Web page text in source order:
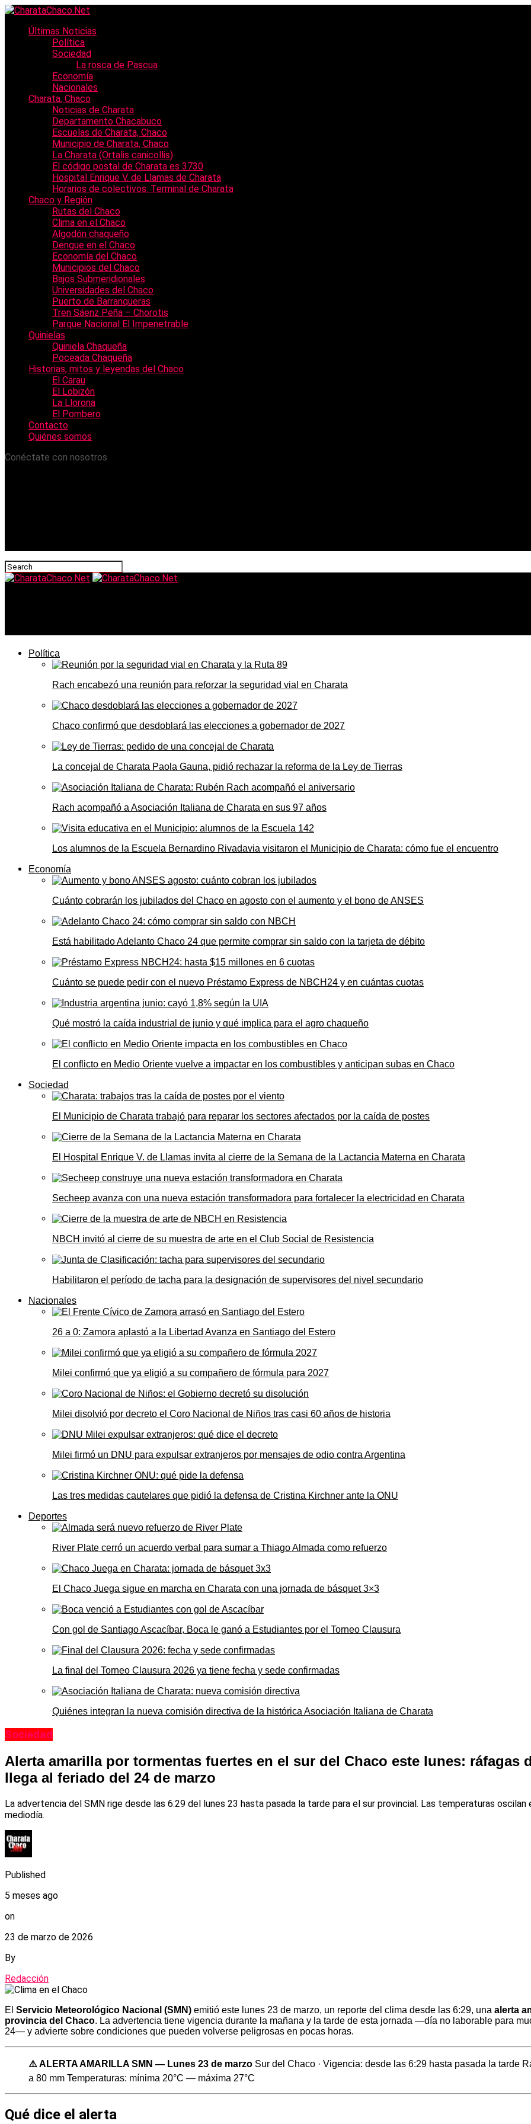
Últimas Noticias
Política
Sociedad
La rosca de Pascua
Economía
Nacionales
Charata, Chaco
Noticias de Charata
Departamento Chacabuco
Escuelas de Charata, Chaco
Municipio de Charata, Chaco
La Charata (Ortalis canicollis)
El código postal de Charata es 3730
Hospital Enrique V. de Llamas de Charata
Horarios de colectivos: Terminal de Charata
Chaco y Región
Rutas del Chaco
Clima en el Chaco
Algodón chaqueño
Dengue en el Chaco
Economía del Chaco
Municipios del Chaco
Bajos Submeridionales
Universidades del Chaco
Puerto de Barranqueras
Tren Sáenz Peña – Chorotis
Parque Nacional El Impenetrable
Quinielas
Quiniela Chaqueña
Poceada Chaqueña
Historias, mitos y leyendas del Chaco
El Carau
El Lobizón
La Llorona
El Pombero
Contacto
Quiénes somos
Conéctate con nosotros
Política
Rach encabezó una reunión para reforzar la seguridad vial en Charata
Chaco confirmó que desdoblará las elecciones a gobernador de 2027
La concejal de Charata Paola Gauna, pidió rechazar la reforma de la Ley de Tierras
Rach acompañó a Asociación Italiana de Charata en sus 97 años
Los alumnos de la Escuela Bernardino Rivadavia visitaron el Municipio de Charata: cómo fue el encuentro
Economía
Cuánto cobrarán los jubilados del Chaco en agosto con el aumento y el bono de ANSES
Está habilitado Adelanto Chaco 24 que permite comprar sin saldo con la tarjeta de débito
Cuánto se puede pedir con el nuevo Préstamo Express de NBCH24 y en cuántas cuotas
Qué mostró la caída industrial de junio y qué implica para el agro chaqueño
El conflicto en Medio Oriente vuelve a impactar en los combustibles y anticipan subas en Chaco
Sociedad
El Municipio de Charata trabajó para reparar los sectores afectados por la caída de postes
El Hospital Enrique V. de Llamas invita al cierre de la Semana de la Lactancia Materna en Charata
Secheep avanza con una nueva estación transformadora para fortalecer la electricidad en Charata
NBCH invitó al cierre de su muestra de arte en el Club Social de Resistencia
Habilitaron el período de tacha para la designación de supervisores del nivel secundario
Nacionales
26 a 0: Zamora aplastó a la Libertad Avanza en Santiago del Estero
Milei confirmó que ya eligió a su compañero de fórmula para 2027
Milei disolvió por decreto el Coro Nacional de Niños tras casi 60 años de historia
Milei firmó un DNU para expulsar extranjeros por mensajes de odio contra Argentina
Las tres medidas cautelares que pidió la defensa de Cristina Kirchner ante la ONU
Deportes
River Plate cerró un acuerdo verbal para sumar a Thiago Almada como refuerzo
El Chaco Juega sigue en marcha en Charata con una jornada de básquet 3×3
Con gol de Santiago Ascacíbar, Boca le ganó a Estudiantes por el Torneo Clausura
La final del Torneo Clausura 2026 ya tiene fecha y sede confirmadas
Quiénes integran la nueva comisión directiva de la histórica Asociación Italiana de Charata
Sociedad
Alerta amarilla por tormentas fuertes en el sur del Chaco este lunes: ráfagas
llega al feriado del 24 de marzo
La advertencia del SMN rige desde las 6:29 del lunes 23 hasta pasada la tarde para el sur provincial. Las temperaturas oscilan
mediodía.
Published
5 meses ago
on
23 de marzo de 2026
By
Redacción
El Servicio Meteorológico Nacional (SMN) emitió este lunes 23 de marzo, un reporte del clima desde las 6:29, una alerta
provincia del Chaco. La advertencia tiene vigencia durante la mañana y la tarde de esta jornada —día no laborable para
24— y advierte sobre condiciones que pueden volverse peligrosas en pocas horas.
⚠️ ALERTA AMARILLA SMN — Lunes 23 de marzo Sur del Chaco · Vigencia: desde las 6:29 hasta pasada la tarde
a 80 mm Temperaturas: mínima 20°C — máxima 27°C
Qué dice el alerta